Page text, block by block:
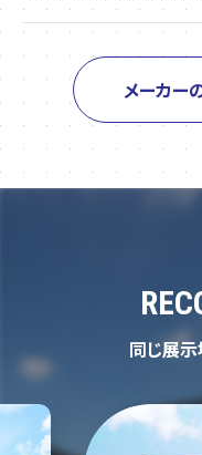
メーカー
同じ展